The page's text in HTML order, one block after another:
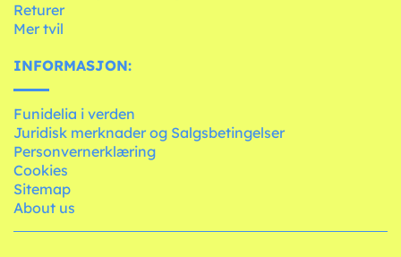
Returer
Mer tvil
INFORMASJON:
Funidelia i verden
Juridisk merknader og Salgsbetingelser
Personvernerklæring
Cookies
Sitemap
About us